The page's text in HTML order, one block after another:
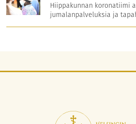
Yhteystiedot
Hiippakunnan koronatiimi
jumalanpalveluksia ja